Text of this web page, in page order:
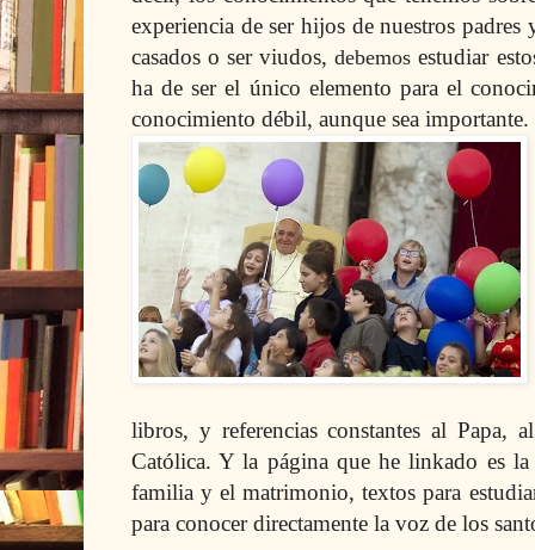
experiencia de ser hijos de nuestros padres
casados o ser viudos,debemosestudiar
ha de ser el único elemento para el
conocimiento débil, aunque sea importante.
libros, y referencias constantes al Papa,
Católica. Yla página que he linkado es la
familia y el matrimonio, textos para
para conocer directamente la voz de los